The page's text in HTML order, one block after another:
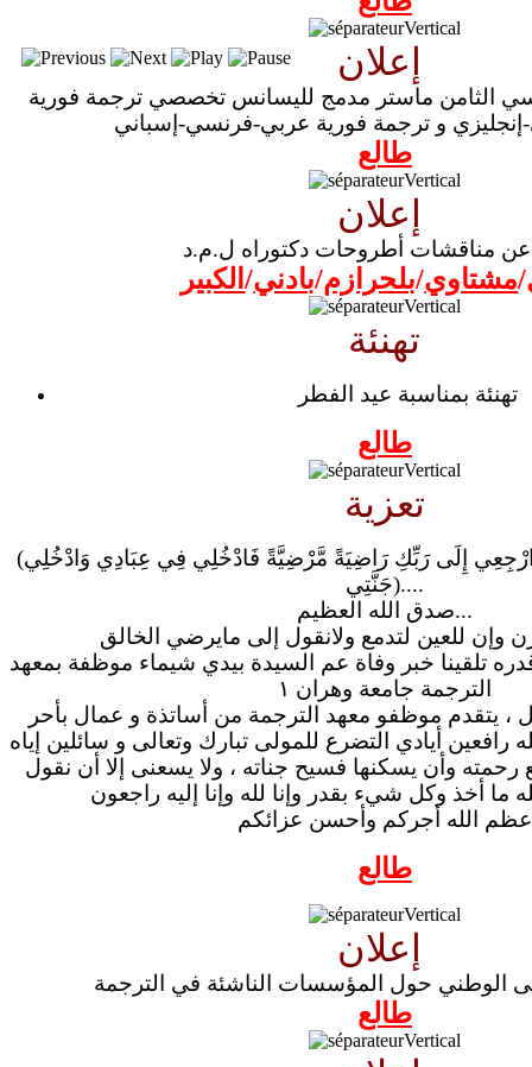
الثامن ماستر مدمج لليسانس تخصصي ترجمة فورية
و ترجمة فورية عربي-فرنسي-إسباني
طالع
عن مناقشات أطروحات دكتوراه ل.م.د
/مشتاوي/بلحرازم/بادني/الكبير
تهنئة
تهنئة بمناسبة عيد الفطر
طالع
تعزية
(يا أَيَّتُهَا النَّفْسُ الْمُطْمَئِنَّةُ ارْجِعِي إِلَى رَبِّكِ رَاضِيَةً مَّرْضِيَّةً فَادْخُلِي فِي عِبَادِي وَادْخُلِي
جَنَّتِي)....
صدق الله العظيم...
تلقينا خبر وفاة عم السيدة بيدي شيماء موظفة بمعهد
الترجمة جامعة وهران ١
، يتقدم موظفو معهد الترجمة من أساتذة و عمال بأحر
رافعين أيادي التضرع للمولى تبارك وتعالى و سائلين إياه
رحمته وأن يسكنها فسيح جناته ، ولا يسعنى إلا أن نقول
عظم الله أجركم وأحسن عزائكم
طالع
إعلان
الوطني حول المؤسسات الناشئة في الترجمة
طالع